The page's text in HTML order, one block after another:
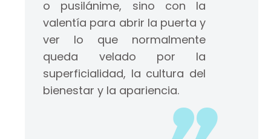
o pusilánime, sino con la
valentía para abrir la puerta y
ver lo que normalmente
queda velado por la
superficialidad, la cultura del
bienestar y la apariencia.